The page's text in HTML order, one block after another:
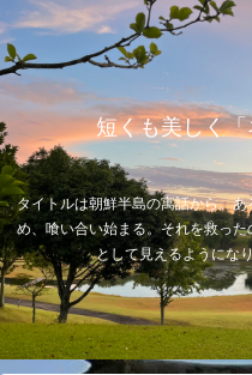
短くも美しく
タイトルは朝鮮半島の寓話から。
め、喰い合い始まる。それを救っ
として見えるようにな